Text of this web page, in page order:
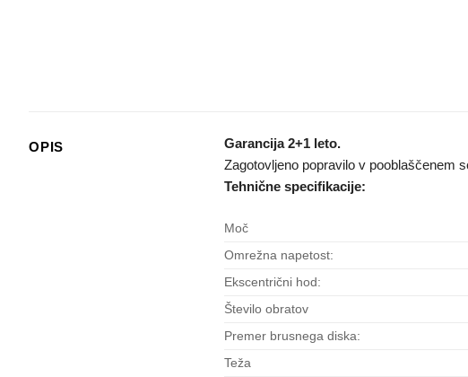
OPIS
Garancija 2+1 leto.
Zagotovljeno popravilo v pooblaščenem
Tehnične specifikacije:
Moč
Omrežna napetost:
Ekscentrični hod:
Število obratov
Premer brusnega diska:
Teža